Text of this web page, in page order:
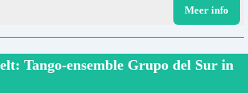
Meer info
Tango-ensemble Grupo del Sur in